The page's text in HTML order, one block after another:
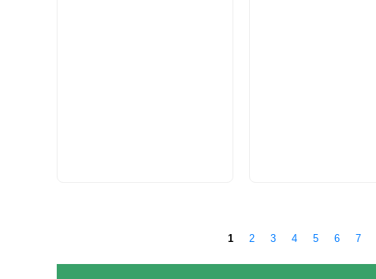
1 2 3 4 5 6 7